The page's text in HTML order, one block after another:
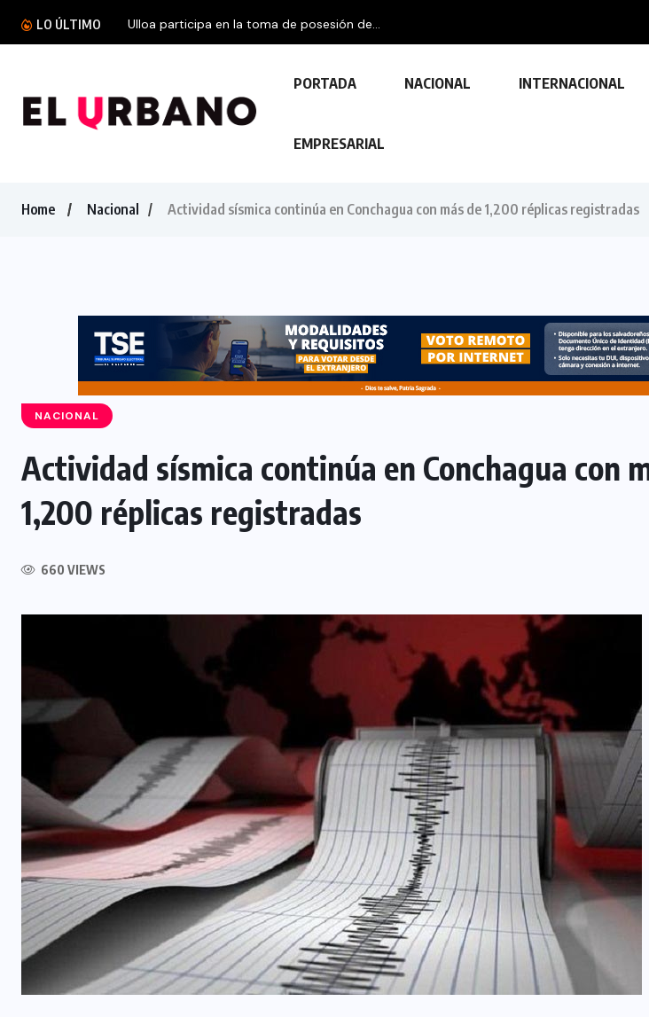
LO ÚLTIMO Ulloa participa en la toma de posesión de...
PORTADA NACIONAL INTERNACIONAL
EMPRESARIAL
Home Nacional Actividad sísmica continúa en Conchagua con más de 1,200 réplicas registradas
NACIONAL
Actividad sísmica continúa en Conchagua con
1,200 réplicas registradas
660 VIEWS
NACIONAL
TECNOLOGÍA
23 FEBRERO,